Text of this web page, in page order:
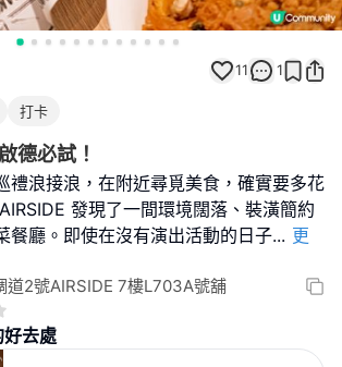
11 1
打卡
德必試！
禮浪接浪，在附近尋覓美食，確實要多花
發現了一間環境闊落、裝潢簡約
餐廳。即使在沒有演出活動的日子... 更
道2號AIRSIDE 7樓L703A號舖
好去處